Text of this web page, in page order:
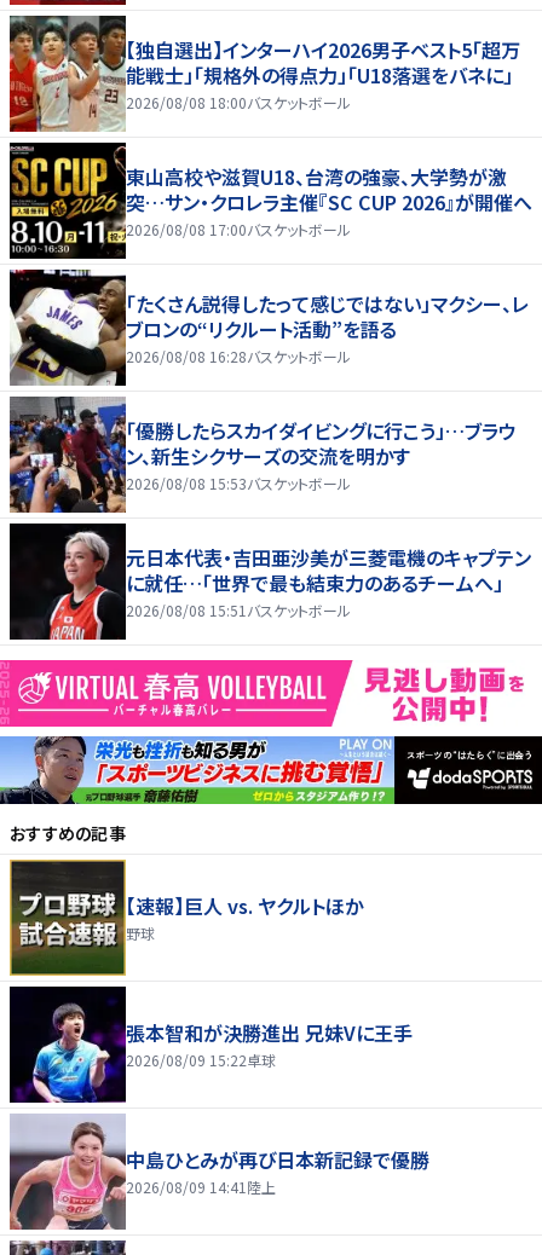
【独自選出】インターハイ2026男子ベスト5「超万
能戦士」「規格外の得点力」「U18落選をバネに」
2026/08/08 18:00バスケットボール
東山高校や滋賀U18、台湾の強豪、大学勢が激
突…サン・クロレラ主催『SC CUP 2026』が開催へ
2026/08/08 17:00バスケットボール
「たくさん説得したって感じではない」マクシー、レ
ブロンの“リクルート活動”を語る
2026/08/08 16:28バスケットボール
「優勝したらスカイダイビングに行こう」…ブラウ
ン、新生シクサーズの交流を明かす
2026/08/08 15:53バスケットボール
元日本代表・吉田亜沙美が三菱電機のキャプテン
に就任…「世界で最も結束力のあるチームへ」
2026/08/08 15:51 バスケットボール
おすすめの記事
【速報】巨人 vs. ヤクルトほか
野球
張本智和が決勝進出 兄妹Vに王手
2026/08/09 15:22卓球
中島ひとみが再び日本新記録で優勝
2026/08/09 14:41 陸上